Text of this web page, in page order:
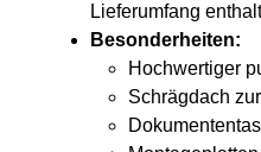
Lieferumfang
Besonderheiten:
Hochwertiger
Schrägdach